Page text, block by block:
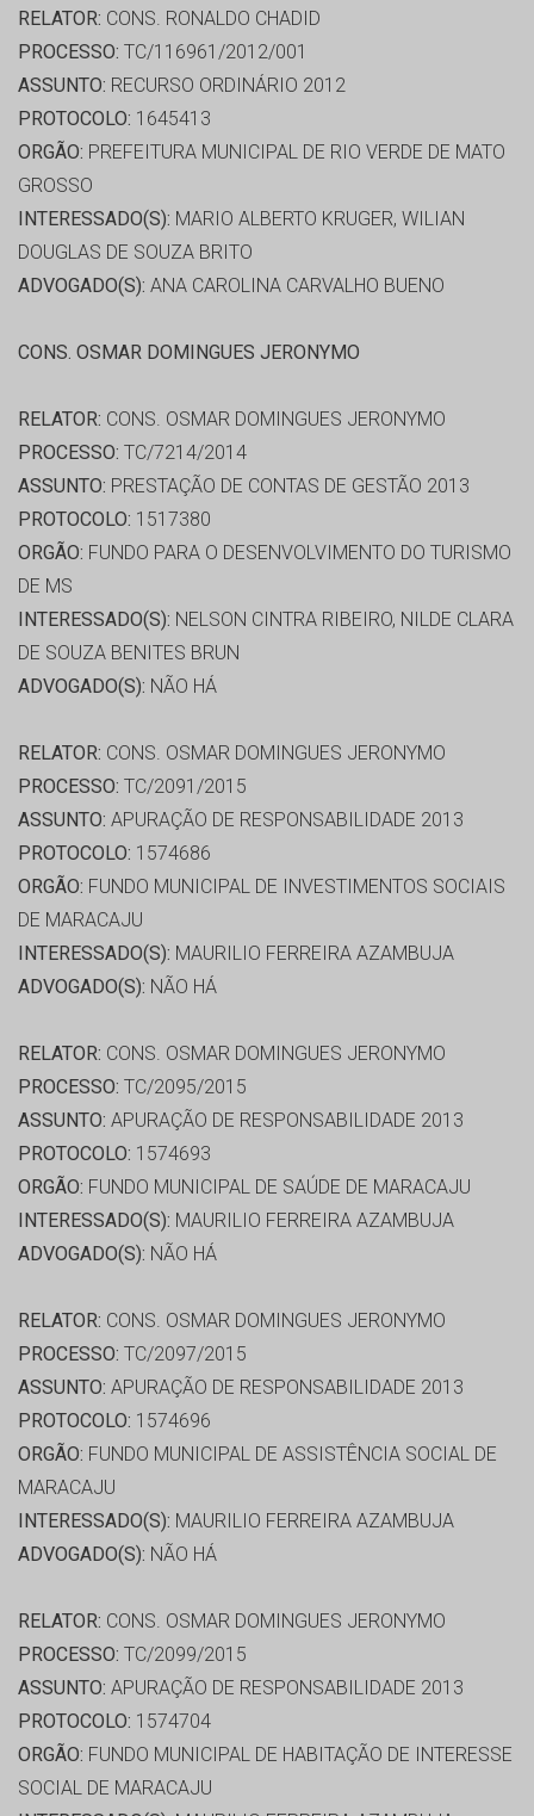
RELATOR: CONS. RONALDO CHADID
PROCESSO: TC/116961/2012/001
ASSUNTO: RECURSO ORDINÁRIO 2012
PROTOCOLO: 1645413
ORGÃO: PREFEITURA MUNICIPAL DE RIO VERDE DE MATO
GROSSO
INTERESSADO(S): MARIO ALBERTO KRUGER, WILIAN
DOUGLAS DE SOUZA BRITO
ADVOGADO(S): ANA CAROLINA CARVALHO BUENO
CONS. OSMAR DOMINGUES JERONYMO
RELATOR: CONS. OSMAR DOMINGUES JERONYMO
PROCESSO: TC/7214/2014
ASSUNTO: PRESTAÇÃO DE CONTAS DE GESTÃO 2013
PROTOCOLO: 1517380
ORGÃO: FUNDO PARA O DESENVOLVIMENTO DO TURISMO
DE MS
INTERESSADO(S): NELSON CINTRA RIBEIRO, NILDE CLARA
DE SOUZA BENITES BRUN
ADVOGADO(S): NÃO HÁ
RELATOR: CONS. OSMAR DOMINGUES JERONYMO
PROCESSO: TC/2091/2015
ASSUNTO: APURAÇÃO DE RESPONSABILIDADE 2013
PROTOCOLO: 1574686
ORGÃO: FUNDO MUNICIPAL DE INVESTIMENTOS SOCIAIS
DE MARACAJU
INTERESSADO(S): MAURILIO FERREIRA AZAMBUJA
ADVOGADO(S): NÃO HÁ
RELATOR: CONS. OSMAR DOMINGUES JERONYMO
PROCESSO: TC/2095/2015
ASSUNTO: APURAÇÃO DE RESPONSABILIDADE 2013
PROTOCOLO: 1574693
ORGÃO: FUNDO MUNICIPAL DE SAÚDE DE MARACAJU
INTERESSADO(S): MAURILIO FERREIRA AZAMBUJA
ADVOGADO(S): NÃO HÁ
RELATOR: CONS. OSMAR DOMINGUES JERONYMO
PROCESSO: TC/2097/2015
ASSUNTO: APURAÇÃO DE RESPONSABILIDADE 2013
PROTOCOLO: 1574696
ORGÃO: FUNDO MUNICIPAL DE ASSISTÊNCIA SOCIAL DE
MARACAJU
INTERESSADO(S): MAURILIO FERREIRA AZAMBUJA
ADVOGADO(S): NÃO HÁ
RELATOR: CONS. OSMAR DOMINGUES JERONYMO
PROCESSO: TC/2099/2015
ASSUNTO: APURAÇÃO DE RESPONSABILIDADE 2013
PROTOCOLO: 1574704
ORGÃO: FUNDO MUNICIPAL DE HABITAÇÃO DE INTERESSE
SOCIAL DE MARACAJU